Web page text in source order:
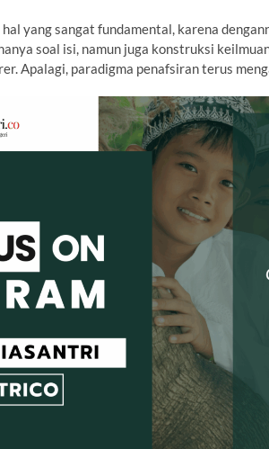
yang sangat fundamental, karena
soal isi, namun juga konstruksi
Apalagi, paradigma penafsiran terus